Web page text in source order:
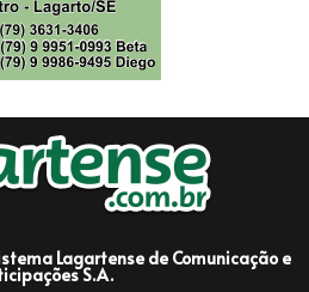
Lagartense de Comunicação e
S.A.